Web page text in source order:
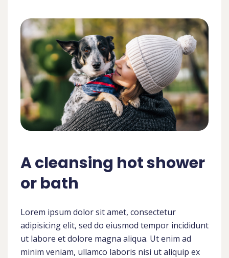
A cleansing hot shower
or bath
Lorem ipsum dolor sit amet, consectetur
adipisicing elit, sed do eiusmod tempor incididunt
ut labore et dolore magna aliqua. Ut enim ad
minim veniam, ullamco laboris nisi ut aliquip ex